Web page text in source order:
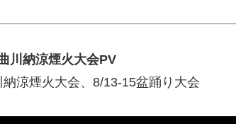
川納涼煙火大会PV
涼煙火大会、8/13-15盆踊り大会